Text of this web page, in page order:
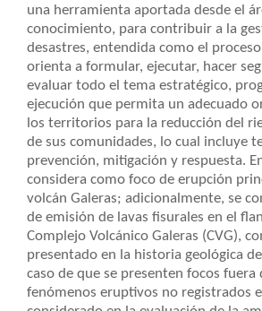
una herramienta aportada desde el
conocimiento, para contribuir a la
desastres, entendida como el
orienta a formular, ejecutar, hacer
evaluar todo el tema estratégico,
ejecución que permita un adecuado
los territorios para la reducción del
de sus comunidades, lo cual incluye
prevención, mitigación y respuesta.
considera como foco de erupción
volcán Galeras; adicionalmente, se
de emisión de lavas fisurales en el
Complejo Volcánico Galeras (CVG),
presentado en la historia geológica
caso de que se presenten focos fuera
fenómenos eruptivos no registrados